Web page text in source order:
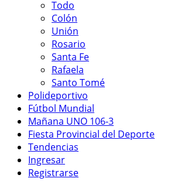
Todo
Colón
Unión
Rosario
Santa Fe
Rafaela
Santo Tomé
Polideportivo
Fútbol Mundial
Mañana UNO 106-3
Fiesta Provincial del Deporte
Tendencias
Ingresar
Registrarse